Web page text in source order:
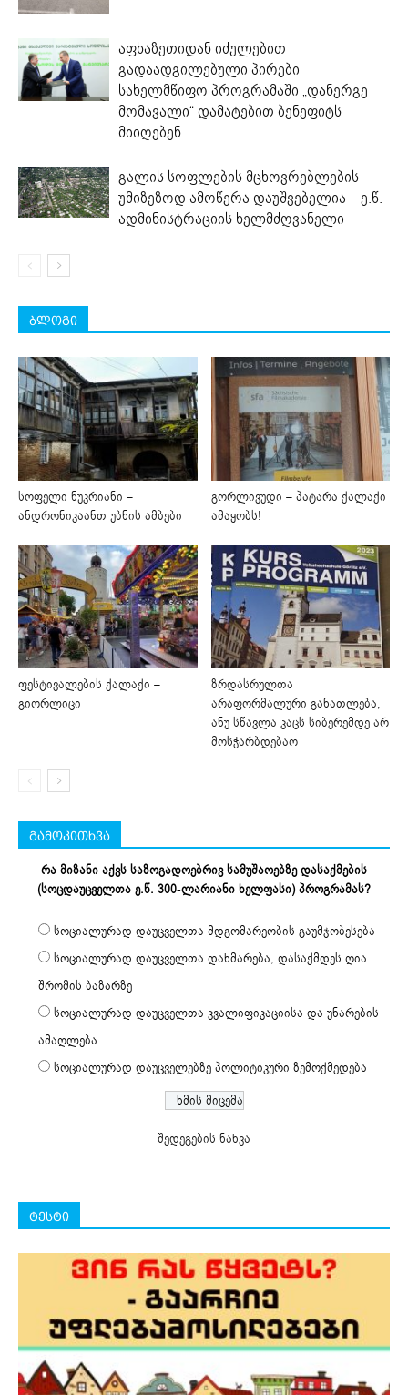
აფხაზეთიდან იძულებით
გადაადგილებული პირები
სახელმწიფო პროგრამაში „დანერგე
მომავალი“ დამატებით ბენეფიტს
მიიღებენ
გალის სოფლების მცხოვრებლების
უმიზეზოდ ამოწერა დაუშვებელია – ე.წ.
ადმინისტრაციის ხელმძღვანელი
ბლოგი
სოფელი ნუკრიანი –
ანდრონიკაანთ უბნის ამბები
გორლივუდი – პატარა ქალაქი
ამაყობს!
ფესტივალების ქალაქი –
გიორლიცი
ზრდასრულთა
არაფორმალური განათლება,
ანუ სწავლა კაცს სიბერემდე არ
მოსჭარბდებაო
გამოკითხვა
რა მიზანი აქვს საზოგადოებრივ სამუშაოებზე დასაქმების
(სოცდაუცველთა ე.წ. 300-ლარიანი ხელფასი) პროგრამას?
სოციალურად დაუცველთა მდგომარეობის გაუმჯობესება
სოციალურად დაუცველთა დახმარება, დასაქმდეს ღია
შრომის ბაზარზე
სოციალურად დაუცველთა კვალიფიკაციისა და უნარების
ამაღლება
სოციალურად დაუცველებზე პოლიტიკური ზემოქმედება
შედეგების ნახვა
ტესტი